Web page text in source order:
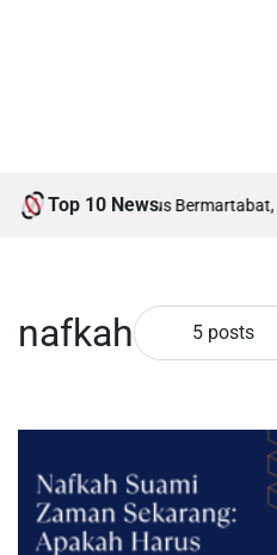
Top 10 News
HUT RI Harus Bermartabat,
nafkah 5 posts